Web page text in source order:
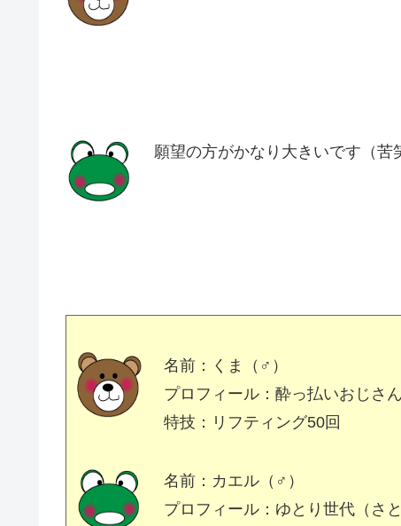
願望の方がかなり大きいです（苦
名前：くま（♂）
プロフィール：酔っ払いおじさ
特技：リフティング50回
名前：カエル（♂）
プロフィール：ゆとり世代（さ